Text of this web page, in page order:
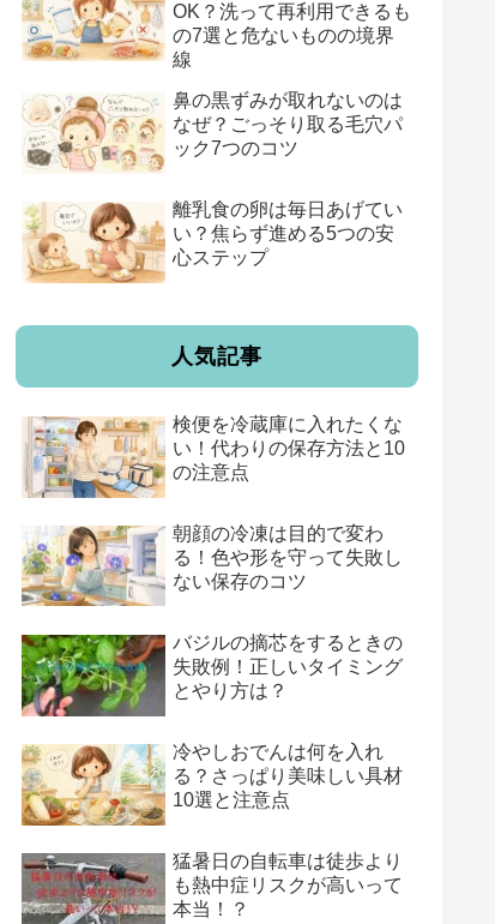
OK？洗って再利用できるも
の7選と危ないものの境界
線
鼻の黒ずみが取れないのは
なぜ？ごっそり取る毛穴パ
ック7つのコツ
離乳食の卵は毎日あげてい
い？焦らず進める5つの安
心ステップ
人気記事
検便を冷蔵庫に入れたくな
い！代わりの保存方法と10
の注意点
朝顔の冷凍は目的で変わ
る！色や形を守って失敗し
ない保存のコツ
バジルの摘芯をするときの
失敗例！正しいタイミング
とやり方は？
冷やしおでんは何を入れ
る？さっぱり美味しい具材
10選と注意点
猛暑日の自転車は徒歩より
も熱中症リスクが高いって
本当！？